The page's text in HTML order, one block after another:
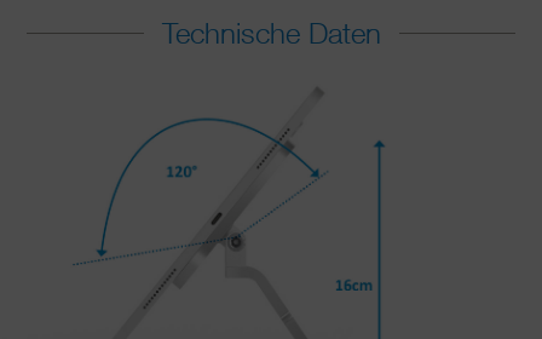
Technische Daten